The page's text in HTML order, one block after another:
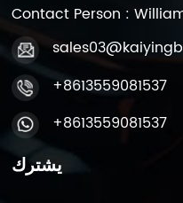
Contact Person :
+8613559081537
+8613559081537
يشترك